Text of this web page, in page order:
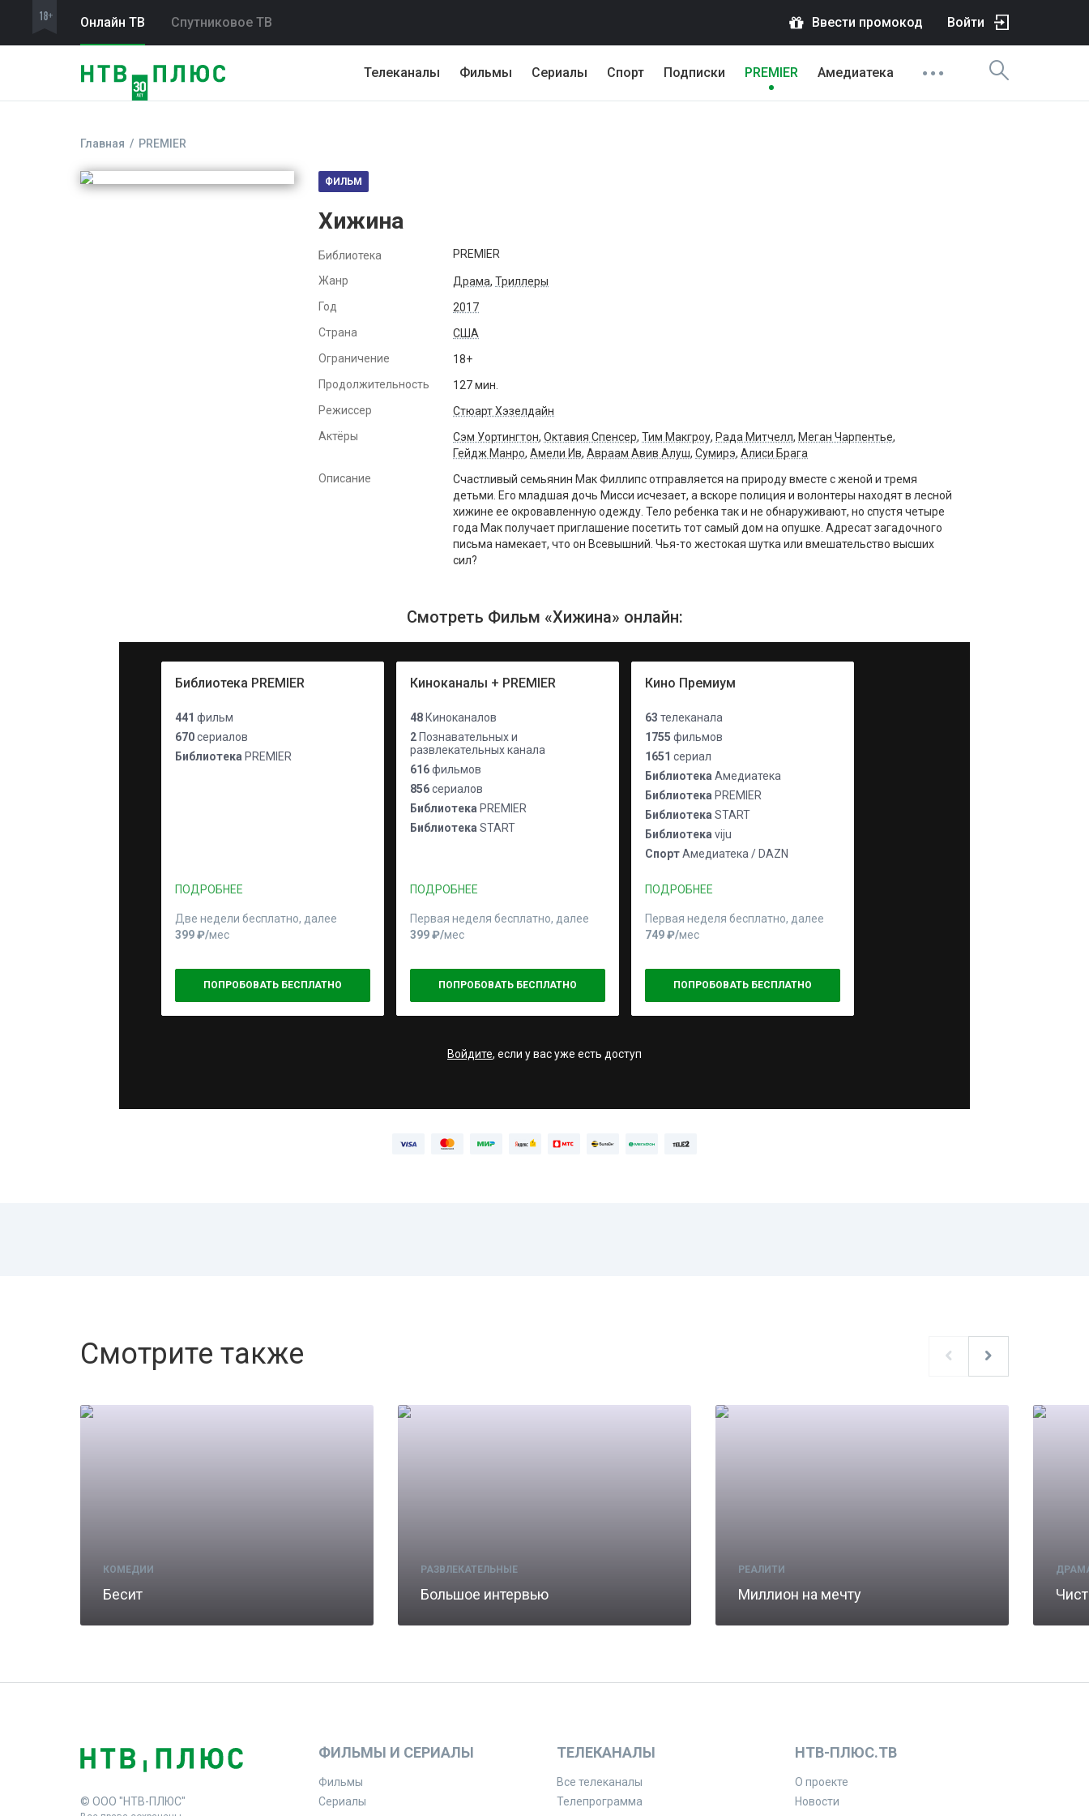
Онлайн ТВ Спутниковое ТВ Ввести промокод Войти
Телеканалы Фильмы Сериалы Спорт Подписки PREMIER Амедиатека
Главная PREMIER
ФИЛЬМ
Хижина
Библиотека PREMIER
Жанр Драма, Триллеры
Год
2017
Страна
США
Ограничение
18+
Продолжительность
127 мин.
Режиссер
Стюарт Хэзелдайн
Актёры
Сэм Уортингтон, Октавия Спенсер, Тим Макгроу, Рада Митчелл, Меган Чарпентье,
Гейдж Манро, Амели Ив, Авраам Авив Алуш, Сумирэ, Алиси Брага
Описание
Счастливый семьянин Мак Филлипс отправляется на природу вместе с женой и тремя
детьми. Его младшая дочь Мисси исчезает, а вскоре полиция и волонтеры находят в лесной
хижине ее окровавленную одежду. Тело ребенка так и не обнаруживают, но спустя четыре
года Мак получает приглашение посетить тот самый дом на опушке. Адресат загадочного
письма намекает, что он Всевышний. Чья-то жестокая шутка или вмешательство высших
сил?
Смотреть Фильм «Хижина» онлайн:
Библиотека PREMIER
441 фильм
670сериалов
Библиотека PREMIER
ПОДРОБНЕЕ
Две недели бесплатно, далее
399 ₽⁠/⁠мес
ПОПРОБОВАТЬ БЕСПЛАТНО
Киноканалы + PREMIER
48 Киноканалов
2 Познавательных и
развлекательных канала
616фильмов
856сериалов
Библиотека PREMIER
Библиотека START
ПОДРОБНЕЕ
Первая неделя бесплатно, далее
399 ₽⁠/⁠мес
ПОПРОБОВАТЬ БЕСПЛАТНО
Кино Премиум
63 телеканала
1755 фильмов
1651 сериал
Библиотека Амедиатека
Библиотека PREMIER
Библиотека START
Библиотека viju
СпортАмедиатека / DAZN
ПОДРОБНЕЕ
Первая неделя бесплатно, далее
749 ₽⁠/⁠мес
ПОПРОБОВАТЬ БЕСПЛАТНО
Войдите, если у вас уже есть доступ
Смотрите также
КОМЕДИИ
Бесит
РАЗВЛЕКАТЕЛЬНЫЕ
Большое интервью
РЕАЛИТИ
Миллион на мечту
© ООО "НТВ-ПЛЮС"
ФИЛЬМЫ И СЕРИАЛЫ
Фильмы
Сериалы
ТЕЛЕКАНАЛЫ
Все телеканалы
Телепрограмма
НТВ-ПЛЮС.ТВ
О проекте
Новости